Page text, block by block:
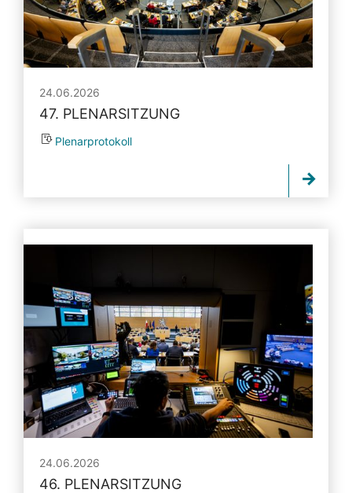
24.06.2026
47. PLENARSITZUNG
Plenarprotokoll
24.06.2026
46. PLENARSITZUNG